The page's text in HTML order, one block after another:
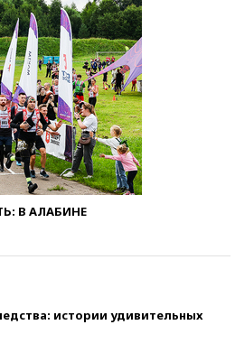
В АЛАБИНЕ
истории удивительных